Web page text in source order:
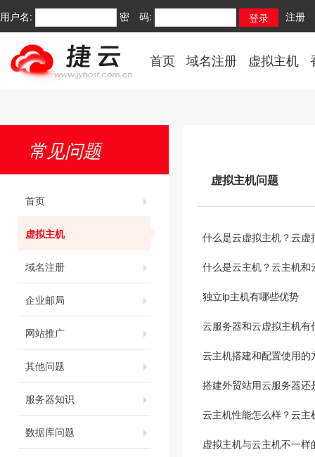
用户名: 密 码: 注册
首页 域名注册 虚拟主机
常见问题
首页
虚拟主机
域名注册
企业邮局
网站推广
其他问题
服务器知识
数据库问题
虚拟主机问题
什么是云虚拟主机？云虚
什么是云主机？云主机
独立ip主机有哪些优势
云服务器和云虚拟主机有
云主机搭建和配置使用的
搭建外贸站用云服务器还
云主机性能怎么样？云主
虚拟主机与云主机不一样